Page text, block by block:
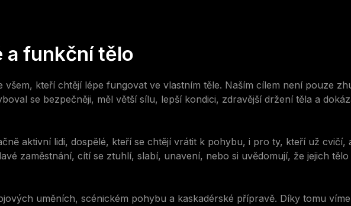
a funkční tělo
kteří chtějí lépe fungovat ve vlastním těle. Naším cílem není pouze
se bezpečněji, měl větší sílu, lepší kondici, zdravější držení těla a
aktivní lidi, dospělé, kteří se chtějí vrátit k pohybu, i pro ty, kteří už cvičí,
zaměstnání, cítí se ztuhlí, slabí, unavení, nebo si uvědomují, že jejich
uměních, scénickém pohybu a kaskadérské přípravě. Díky tomu